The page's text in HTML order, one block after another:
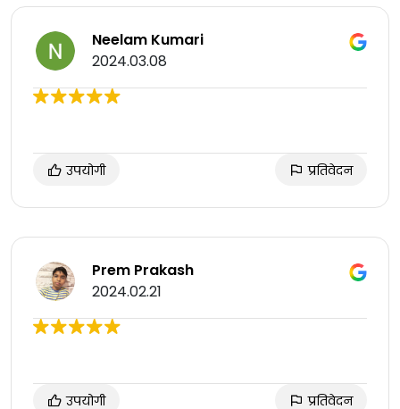
Neelam Kumari
2024.03.08
उपयोगी प्रतिवेदन
Prem Prakash
2024.02.21
उपयोगी प्रतिवेदन